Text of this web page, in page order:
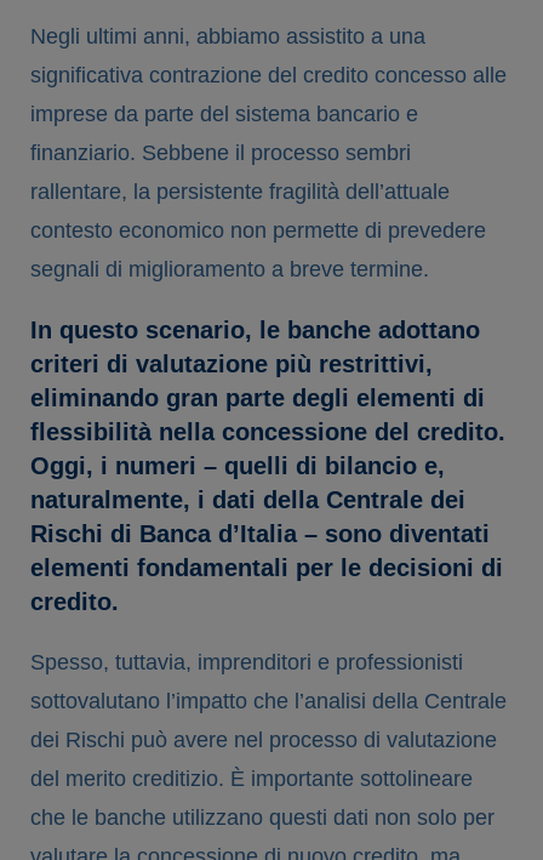
Negli ultimi anni, abbiamo assistito a una
significativa contrazione del credito concesso alle
imprese da parte del sistema bancario e
finanziario. Sebbene il processo sembri
rallentare, la persistente fragilità dell’attuale
contesto economico non permette di prevedere
segnali di miglioramento a breve termine.
In questo scenario, le banche adottano
criteri di valutazione più restrittivi,
eliminando gran parte degli elementi di
flessibilità nella concessione del credito.
Oggi, i numeri – quelli di bilancio e,
naturalmente, i dati della Centrale dei
Rischi di Banca d’Italia – sono diventati
elementi fondamentali per le decisioni di
credito.
Spesso, tuttavia, imprenditori e professionisti
sottovalutano l’impatto che l’analisi della Centrale
dei Rischi può avere nel processo di valutazione
del merito creditizio. È importante sottolineare
che le banche utilizzano questi dati non solo per